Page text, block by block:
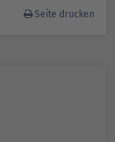
Seite drucken